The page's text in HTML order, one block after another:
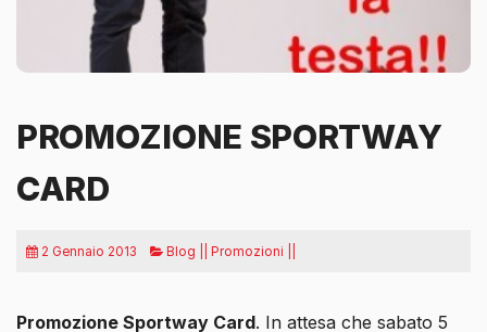
PROMOZIONE SPORTWAY
CARD
2 Gennaio 2013 Blog || Promozioni ||
Promozione Sportway Card. In attesa che sabato 5